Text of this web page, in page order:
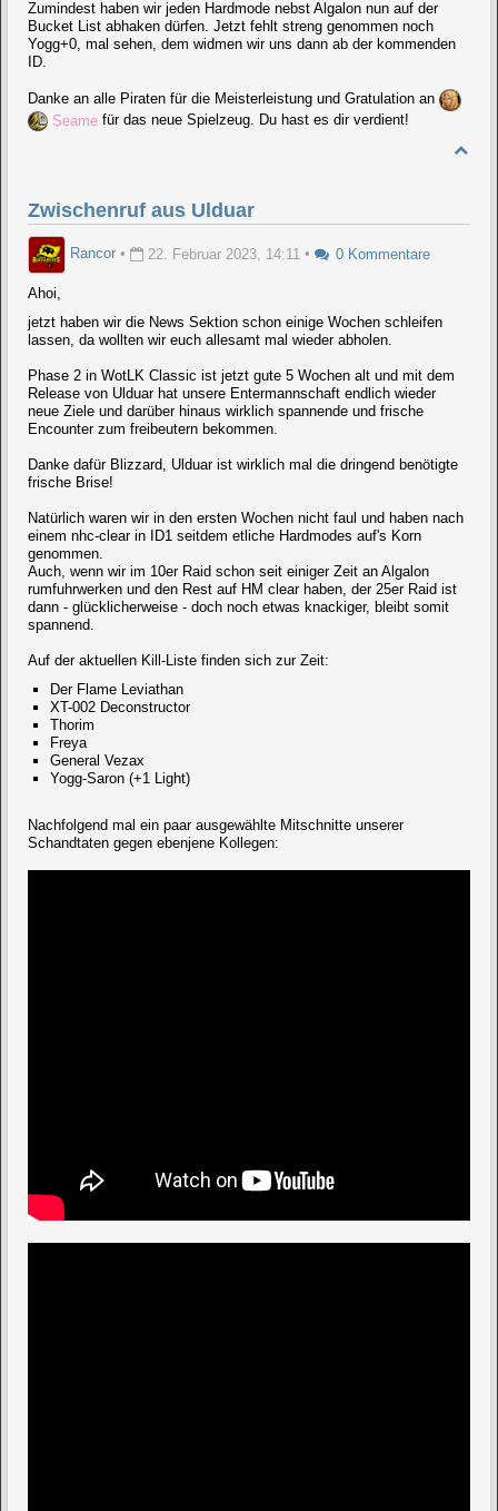
Zumindest haben wir jeden Hardmode nebst Algalon nun auf der
Bucket List abhaken dürfen. Jetzt fehlt streng genommen noch
Yogg+0, mal sehen, dem widmen wir uns dann ab der kommenden
ID.
Danke an alle Piraten für die Meisterleistung und Gratulation an
Seame für das neue Spielzeug. Du hast es dir verdient!
Zwischenruf aus Ulduar
Rancor • 22. Februar 2023, 14:11 • 0 Kommentare
Ahoi,
jetzt haben wir die News Sektion schon einige Wochen schleifen
lassen, da wollten wir euch allesamt mal wieder abholen.
Phase 2 in WotLK Classic ist jetzt gute 5 Wochen alt und mit dem
Release von Ulduar hat unsere Entermannschaft endlich wieder
neue Ziele und darüber hinaus wirklich spannende und frische
Encounter zum freibeutern bekommen.
Danke dafür Blizzard, Ulduar ist wirklich mal die dringend benötigte
frische Brise!
Natürlich waren wir in den ersten Wochen nicht faul und haben nach
einem nhc-clear in ID1 seitdem etliche Hardmodes auf's Korn
genommen.
Auch, wenn wir im 10er Raid schon seit einiger Zeit an Algalon
rumfuhrwerken und den Rest auf HM clear haben, der 25er Raid ist
dann - glücklicherweise - doch noch etwas knackiger, bleibt somit
spannend.
Auf der aktuellen Kill-Liste finden sich zur Zeit:
Der Flame Leviathan
XT-002 Deconstructor
Thorim
Freya
General Vezax
Yogg-Saron (+1 Light)
Nachfolgend mal ein paar ausgewählte Mitschnitte unserer
Schandtaten gegen ebenjene Kollegen: